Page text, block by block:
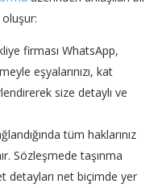
firması WhatsApp,
eşyalarınızı, kat
size detaylı ve
tüm haklarınız
Sözleşmede taşınma
detayları net biçimde yer